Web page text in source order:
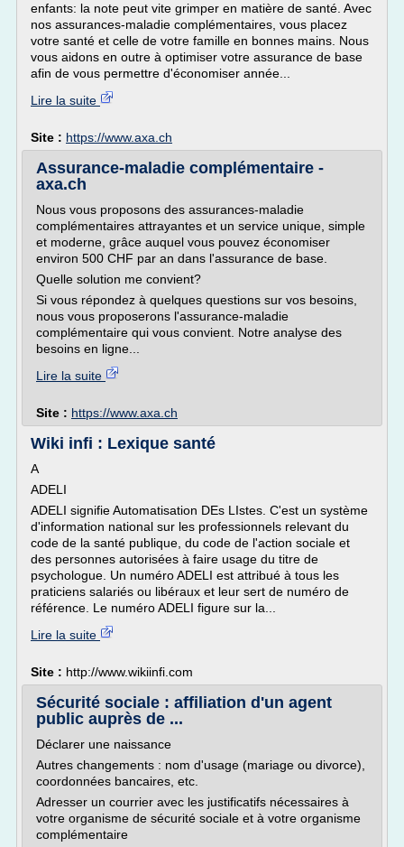
enfants: la note peut vite grimper en matière de santé. Avec
nos assurances-maladie complémentaires, vous placez
votre santé et celle de votre famille en bonnes mains. Nous
vous aidons en outre à optimiser votre assurance de base
afin de vous permettre d'économiser année...
Lire la suite
Site : https://www.axa.ch
Assurance-maladie complémentaire -
axa.ch
Nous vous proposons des assurances-maladie
complémentaires attrayantes et un service unique, simple
et moderne, grâce auquel vous pouvez économiser
environ 500 CHF par an dans l'assurance de base.
Quelle solution me convient?
Si vous répondez à quelques questions sur vos besoins,
nous vous proposerons l'assurance-maladie
complémentaire qui vous convient. Notre analyse des
besoins en ligne...
Lire la suite
Site : https://www.axa.ch
Wiki infi : Lexique santé
A
ADELI
ADELI signifie Automatisation DEs LIstes. C'est un système
d'information national sur les professionnels relevant du
code de la santé publique, du code de l'action sociale et
des personnes autorisées à faire usage du titre de
psychologue. Un numéro ADELI est attribué à tous les
praticiens salariés ou libéraux et leur sert de numéro de
référence. Le numéro ADELI figure sur la...
Lire la suite
Site : http://www.wikiinfi.com
Sécurité sociale : affiliation d'un agent
public auprès de ...
Déclarer une naissance
Autres changements : nom d'usage (mariage ou divorce),
coordonnées bancaires, etc.
Adresser un courrier avec les justificatifs nécessaires à
votre organisme de sécurité sociale et à votre organisme
complémentaire